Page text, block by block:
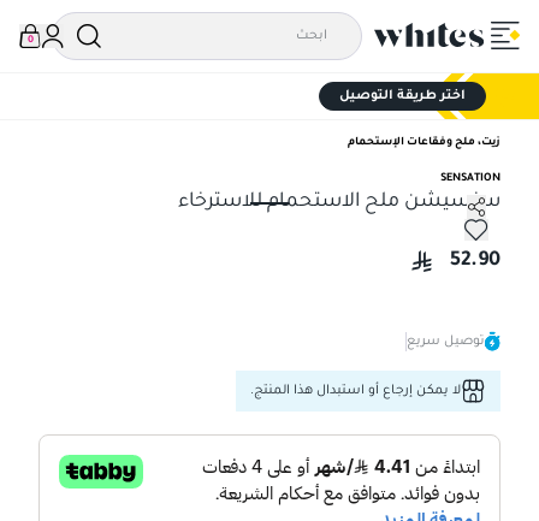
0
اختر طريقة التوصيل
زيت، ملح وفقاعات الإستحمام
SENSATION
سنسيشن ملح الاستحمام للاسترخاء
سنسيشن ملح الاستحمام للاسترخاء
52.90
توصيل سريع
لا يمكن إرجاع أو استبدال هذا المنتج.